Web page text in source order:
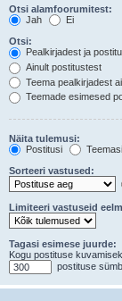
Otsi alamfoorumitest:
Jah
Ei
Otsi:
Pealkirjadest ja
Ainult postitustest
Teema pealkirjadest
Teemade esimesed
Näita tulemusi:
Postitusi
Sorteeri vastused:
Limiteeri vastuseid
Tagasi esimese juurde:
Kogu postituse
postituse